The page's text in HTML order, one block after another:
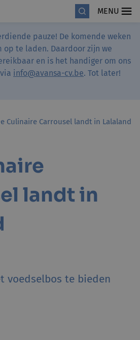
MENU
pauze! De komende weken
op te laden. Daardoor zijn we
en is het handiger om ons
info@avansa-cv.be. Tot later!
Culinaire Carrousel landt in Lalaland
landt in
voedselbos te bieden